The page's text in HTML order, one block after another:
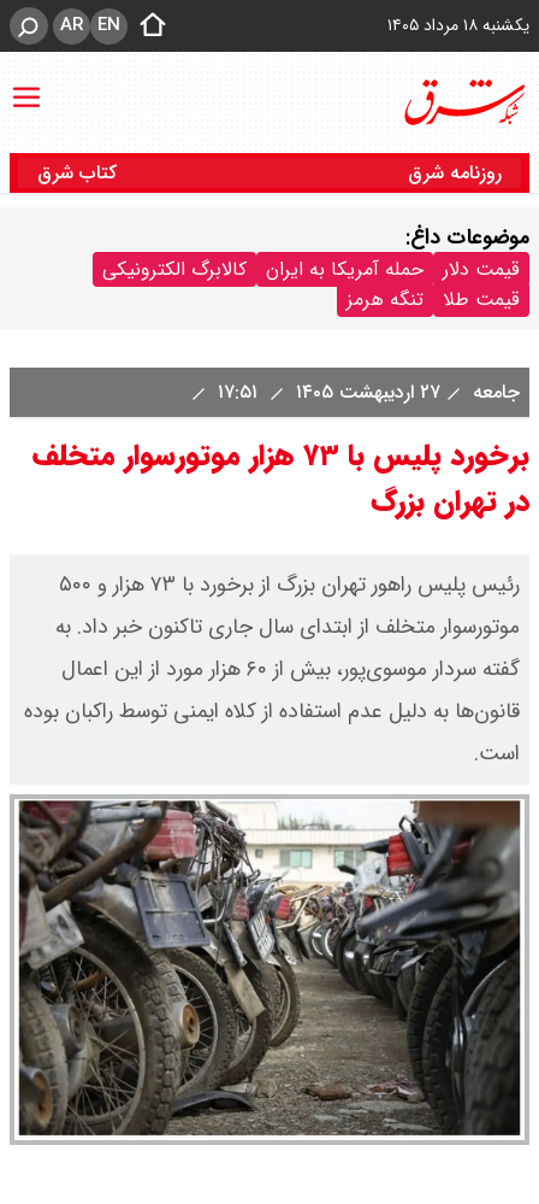
یکشنبه ۱۸ مرداد ۱۴۰۵ EN
AR
روزنامه شرق کتاب شرق
موضوعات داغ:
قیمت دلار حمله آمریکا به ایران
کالابرگ الکترونیکی
قیمت طلا
تنگه هرمز
جامعه ۲۷ اردیبهشت ۱۴۰۵
برخورد پلیس با ۷۳ هزار موتورسوار متخلف
در تهران بزرگ
رئیس پلیس راهور تهران بزرگ از برخورد با ۷۳ هزار و ۵۰۰
موتورسوار متخلف از ابتدای سال جاری تاکنون خبر داد. به
گفته سردار موسوی‌پور، بیش از ۶۰ هزار مورد از این اعمال
قانون‌ها به دلیل عدم استفاده از کلاه ایمنی توسط راکبان بوده
است.